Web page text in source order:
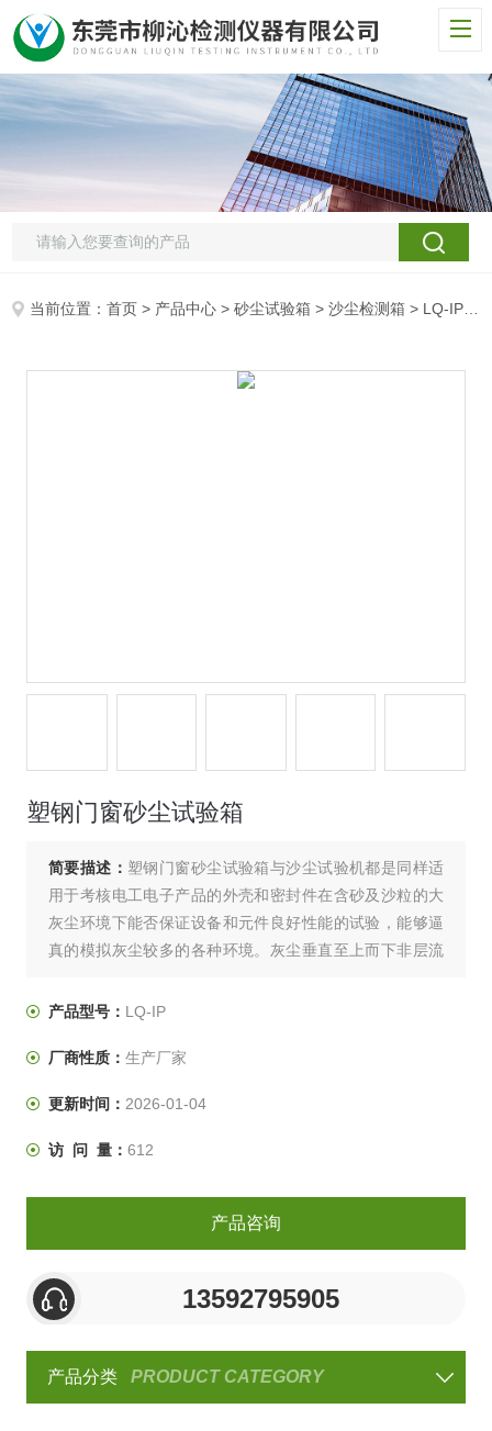
当前位置：首页 > 产品中心 >砂尘试验箱 >沙尘检测箱 > LQ-IP塑钢门窗砂尘试验箱
塑钢门窗砂尘试验箱
简要描述： 塑钢门窗砂尘试验箱与沙尘试验机都是同样适
用于考核电工电子产品的外壳和密封件在含砂及沙粒的大
灰尘环境下能否保证设备和元件良好性能的试验，能够逼
真的模拟灰尘较多的各种环境。灰尘垂直至上而下非层流
从而达到至上到下的循环吹尘。
产品型号： LQ-IP
厂商性质： 生产厂家
更新时间： 2026-01-04
访 问 量： 612
产品咨询
13592795905
产品分类 PRODUCT CATEGORY